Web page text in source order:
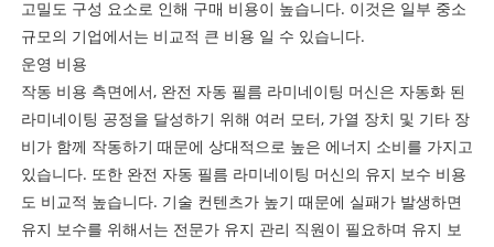
고밀도 구성 요소로 인해 구매 비용이 높습니다. 이것은 일부 중소
규모의 기업에서는 비교적 큰 비용 일 수 있습니다.
운영 비용
작동 비용 측면에서, 완전 자동 필름 라미네이팅 머신은 자동화 된
라미네이팅 공정을 달성하기 위해 여러 모터, 가열 장치 및 기타 장
비가 함께 작동하기 때문에 상대적으로 높은 에너지 소비를 가지고
있습니다. 또한 완전 자동 필름 라미네이팅 머신의 유지 보수 비용
도 비교적 높습니다. 기술 컨텐츠가 높기 때문에 실패가 발생하면
유지 보수를 위해서는 전문가 유지 관리 직원이 필요하며 유지 보